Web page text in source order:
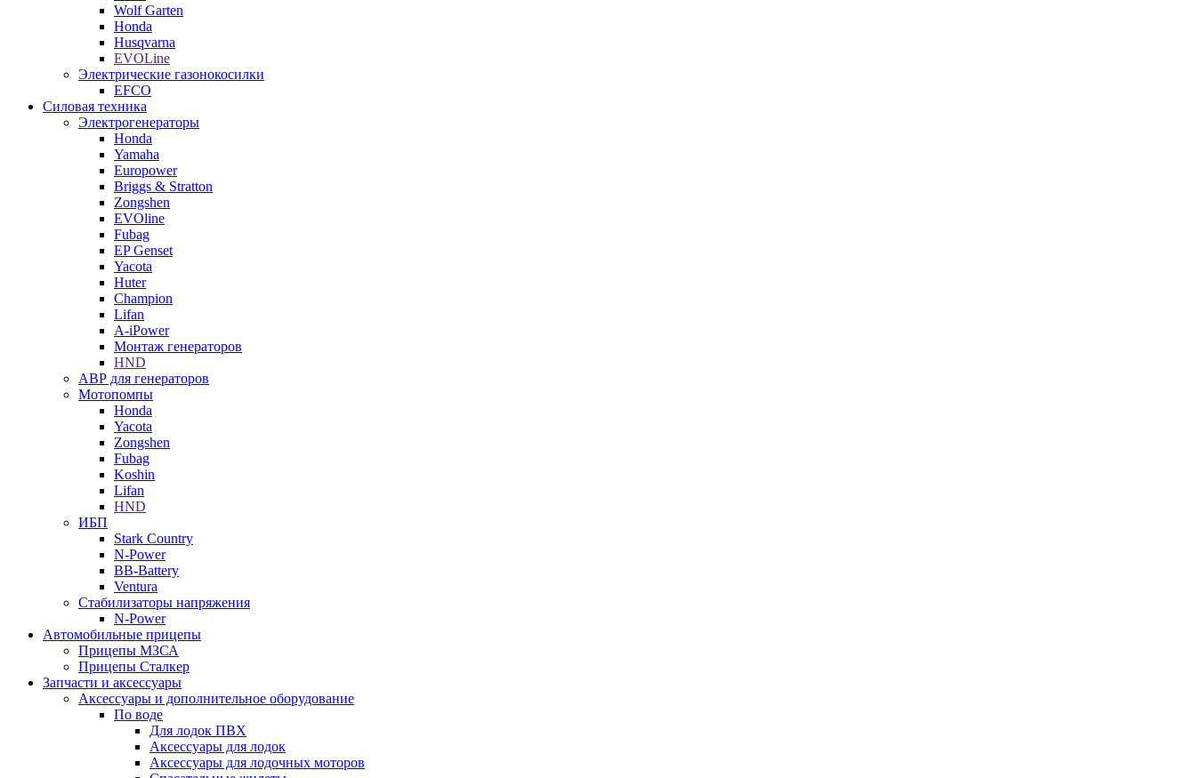
Wolf Garten
Honda
Husqvarna
EVOLine
Электрические газонокосилки
EFCO
Силовая техника
Электрогенераторы
Honda
Yamaha
Europower
Briggs & Stratton
Zongshen
EVOline
Fubag
EP Genset
Yacota
Huter
Champion
Lifan
A-iPower
Монтаж генераторов
HND
АВР для генераторов
Мотопомпы
Honda
Yacota
Zongshen
Fubag
Koshin
Lifan
HND
ИБП
Stark Country
N-Power
BB-Battery
Ventura
Стабилизаторы напряжения
N-Power
Автомобильные прицепы
Прицепы МЗСА
Прицепы Сталкер
Запчасти и аксессуары
Аксессуары и дополнительное оборудование
По воде
Для лодок ПВХ
Аксессуары для лодок
Аксессуары для лодочных моторов